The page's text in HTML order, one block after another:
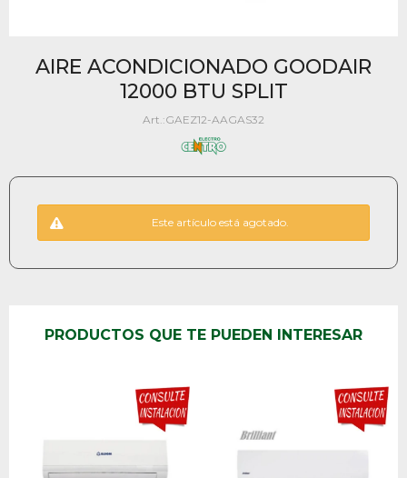
AIRE ACONDICIONADO GOODAIR
12000 BTU SPLIT
GAEZ12-AAGAS32
Este artículo está agotado.
PRODUCTOS QUE TE PUEDEN INTERESAR